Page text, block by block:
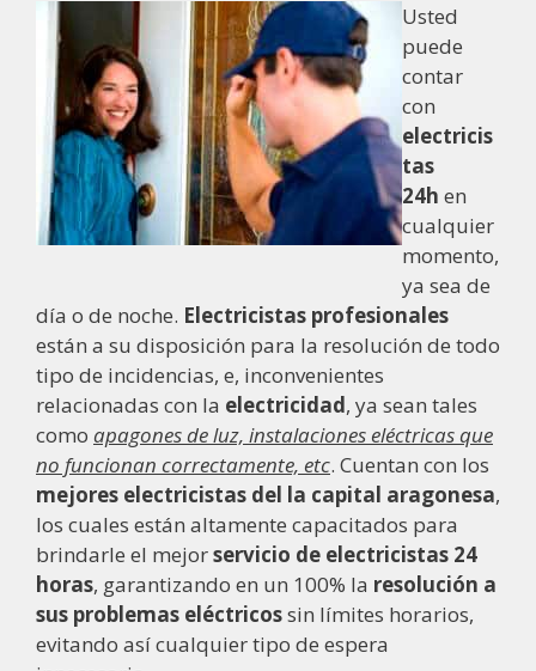
Usted
puede
contar
con
electricis
tas
24h en
cualquier
momento,
ya sea de
día o de noche. Electricistas profesionales
están a su disposición para la resolución de todo
tipo de incidencias, e, inconvenientes
relacionadas con la electricidad, ya sean tales
como apagones de luz, instalaciones eléctricas que
no funcionan correctamente, etc. Cuentan con los
mejores electricistas del la capital aragonesa,
los cuales están altamente capacitados para
brindarle el mejorservicio de electricistas 24
horas, garantizando en un 100% la resolución a
sus problemas eléctricossin límites horarios,
evitando así cualquier tipo de espera